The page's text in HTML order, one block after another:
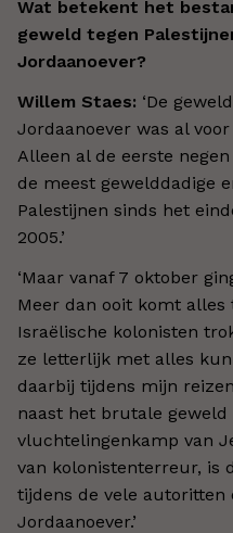
Wat betekent het
geweld tegen
Jordaanoever?
Willem Staes: ‘De
Jordaanoever was al
Alleen al de eerste
de meest gewelddadige
Palestijnen sinds het
2005.’
‘Maar vanaf 7 oktober
Meer dan ooit komt alles
Israëlische kolonisten
ze letterlijk met alles
daarbij tijdens mijn
naast het brutale
vluchtelingenkamp van
van kolonistenterreur, is
tijdens de vele autoritten
Jordaanoever.’